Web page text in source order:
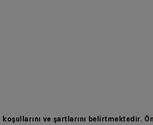
ve şartlarını belirtmektedir.